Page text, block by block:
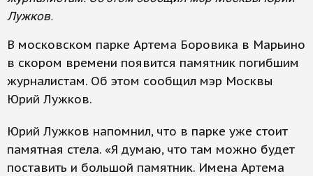
Лужков.
В московском парке Артема Боровика в Марьино
в скором времени появится памятник погибшим
журналистам. Об этом сообщил мэр Москвы
Юрий Лужков.
Юрий Лужков напомнил, что в парке уже стоит
памятная стела. «Я думаю, что там можно будет
поставить и большой памятник. Имена Артема